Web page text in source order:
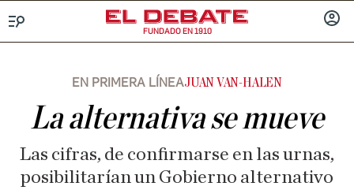
FUNDADO EN 1910
EN PRIMERA LÍNEAJUAN VAN-HALEN
La alternativa se mueve
Las cifras, de confirmarse en las urnas,
posibilitarían un Gobierno alternativo